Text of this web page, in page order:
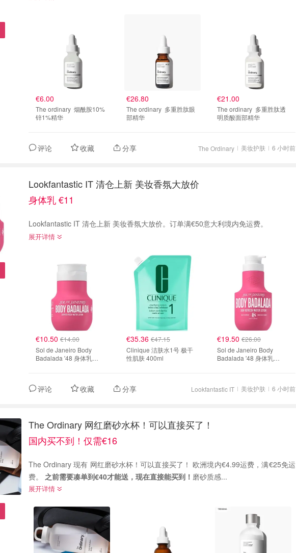
€6.00
The ordinary 烟酰胺10%
锌1%精华
€26.80
The ordinary 多重胜肽眼
部精华
€21.00
The ordinary 多重胜肽透
明质酸面部精华
评论 收藏 分享 The Ordinary 美妆护肤 6 小时前
Lookfantastic IT 清仓上新 美妆香氛大放价
身体乳 €11
Lookfantastic IT 清仓上新 美妆香氛大放价。订单满€50意大利境内免运费。
展开详情
€10.50 €14.00
Sol de Janeiro Body
Badalada '48 身体乳
€35.36 €47.15
Clinique 洁肤水1号 极干
性肌肤 400ml
€19.50 €26.00
Sol de Janeiro Body
Badalada '48 身体乳
评论 收藏 分享 Lookfantastic IT 美妆护肤 6 小时前
The Ordinary 网红磨砂水杯！可以直接买了！
国内买不到！仅需€16
The Ordinary 现有 网红磨砂水杯！可以直接买了！ 欧洲境内€4.99运费，满€25免运
费。 之前需要凑单到€40才能送，现在直接能买到！ 磨砂质感...
展开详情